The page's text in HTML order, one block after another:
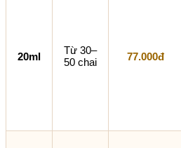
20ml
Từ 30–
50 chai
77.000đ